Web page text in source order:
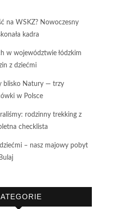
na WSKZ? Nowoczesny
kadra
w województwie łódzkim
z dziećmi
blisko Natury — trzy
w Polsce
rodzinny trekking z
checklista
– nasz majowy pobyt